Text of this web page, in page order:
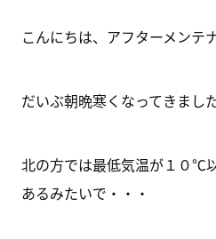
こんにちは、アフターメンテ
だいぶ朝晩寒くなってきまし
北の方では最低気温が１０℃
あるみたいで・・・